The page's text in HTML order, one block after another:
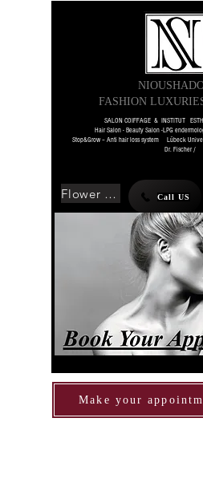
FASHION
Call US
Flower SHOP
SALON COIFFAGE & INSTITUT
Hair Salon - Beauty Salon -LPG
Stop&Grow – Anti hair loss system Lübeck
Dr. Fischer /
Make your